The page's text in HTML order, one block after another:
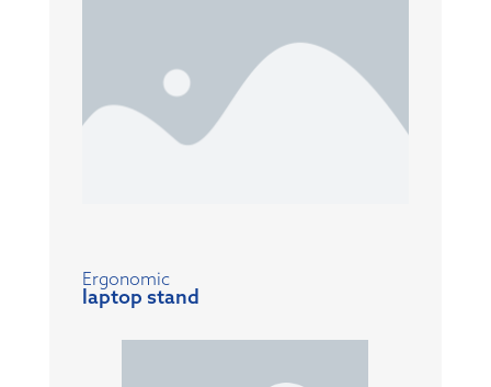
Ergonomic
laptop stand